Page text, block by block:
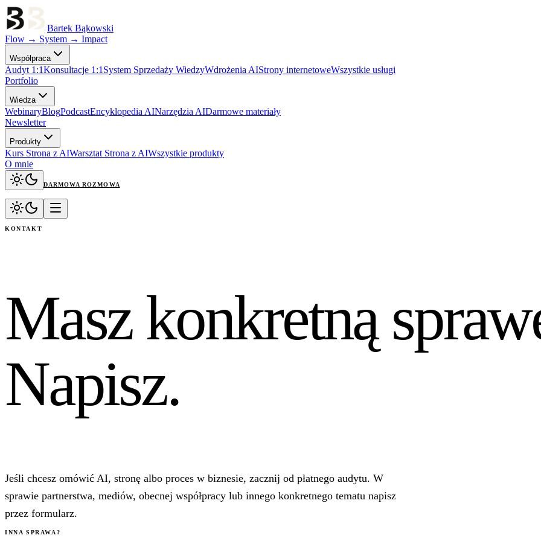
Bartek Bąkowski
Flow → System → Impact
Współpraca
Audyt 1:1Konsultacje 1:1 System Sprzedaży WiedzyWdrożenia AIStrony internetoweWszystkie usługi
Portfolio
Wiedza
WebinaryBlogPodcastEncyklopedia AINarzędzia AIDarmowe materiały
Newsletter
Produkty
Kurs Strona z AIWarsztat Strona z AIWszystkie produkty
O mnie
DARMOWA ROZMOWA
KONTAKT
Masz konkretną
Napisz.
Jeśli chcesz omówić AI, stronę albo proces w biznesie, zacznij od płatnego audytu. W
sprawie partnerstwa, mediów, obecnej współpracy lub innego konkretnego tematu napisz
przez formularz.
INNA SPRAWA?